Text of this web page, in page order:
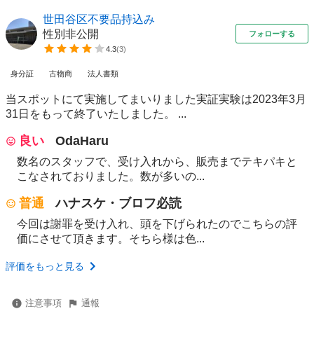
世田谷区不要品持込み
性別非公開
4.3(3)
フォローする
身分証 古物商 法人書類
当スポットにて実施してまいりました実証実験は2023年3月
31日をもって終了いたしました。 ...
良い OdaHaru
数名のスタッフで、受け入れから、販売までテキパキと
こなされておりました。数が多いの...
普通 ハナスケ・ブロフ必読
今回は謝罪を受け入れ、頭を下げられたのでこちらの評
価にさせて頂きます。そちら様は色...
評価をもっと見る
注意事項 通報